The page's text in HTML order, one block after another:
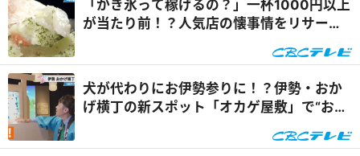
「かき氷って稼げるの？」一杯1000円以上
が当たり前！？人気店の懐事情をリサーチ
犬が代わりにお伊勢参りに！？伊勢・おか
げ横丁の新スポット「オカゲ屋敷」で“おか